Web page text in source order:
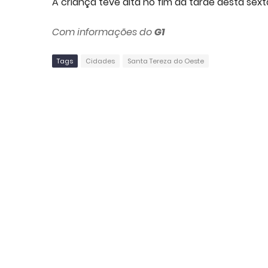
Com informações doG1
Tags Cidades Santa Tereza do Oeste